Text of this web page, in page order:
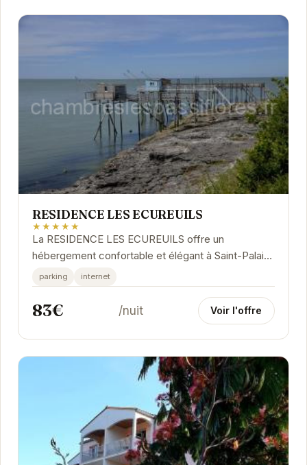
RESIDENCE LES ECUREUILS
★★★★★
La RESIDENCE LES ECUREUILS offre un
hébergement confortable et élégant à Saint-Palais-
sur-Mer. Idéalement située, elle permet un accès
facile...
parking internet
83€ /nuit Voir l'offre